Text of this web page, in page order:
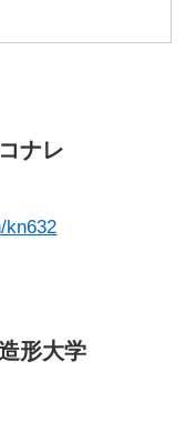
ナレ
kn632
形大学